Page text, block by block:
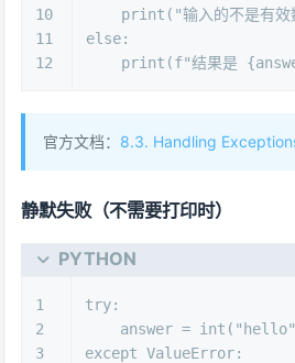
10
11
12
print ( "输入的不是有效
else:
print (f"结果是
官方文档： 8.3. Handling
静默失败（不需要打印时）
PYTHON
1
2
3
try:
    answer =
int ( "hello"
except ValueError: